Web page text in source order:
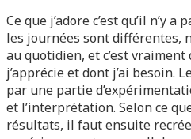
Ce que j’adore c’est qu’il n’y
les journées sont différentes,
au quotidien, et c’est vraiment
j’apprécie et dont j’ai besoin.
par une partie
et l’interprétation. Selon ce
résultats, il faut ensuite